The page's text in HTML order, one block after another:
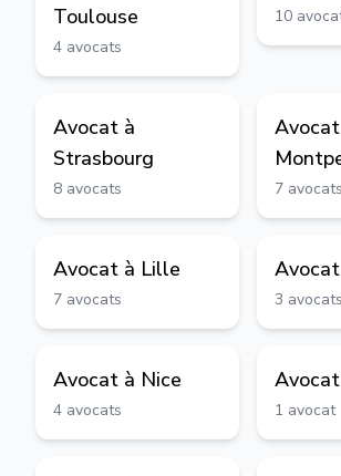
Toulouse
4 avocats
10
Avocat à
Strasbourg
8 avocats 7 avocats
Avocat à Lille
7 avocats 3 avocats
Avocat à Nice
4 avocats 1 avocat